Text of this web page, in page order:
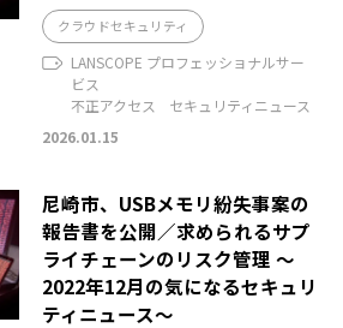
クラウドセキュリティ
LANSCOPE プロフェッショナルサー
ビス
不正アクセス
セキュリティニュース
2026.01.15
尼崎市、USBメモリ紛失事案の
報告書を公開／求められるサプ
ライチェーンのリスク管理 ～
2022年12月の気になるセキュリ
ティニュース～